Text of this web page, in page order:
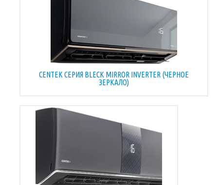
CENTEK СЕРИЯ BLECK MIRROR INVERTER (ЧЕРНОЕ
ЗЕРКАЛО)